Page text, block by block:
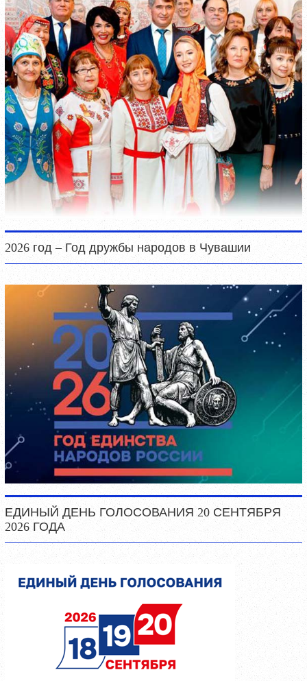
2026 год – Год дружбы народов в Чувашии
ЕДИНЫЙ ДЕНЬ ГОЛОСОВАНИЯ 20 СЕНТЯБРЯ
2026 ГОДА